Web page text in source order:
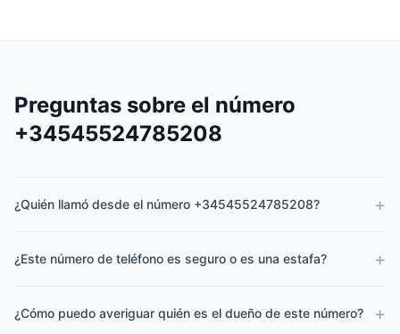
Preguntas sobre el número
+34545524785208
¿Quién llamó desde el número +34545524785208? +
¿Este número de teléfono es seguro o es una estafa? +
¿Cómo puedo averiguar quién es el dueño de este número? +